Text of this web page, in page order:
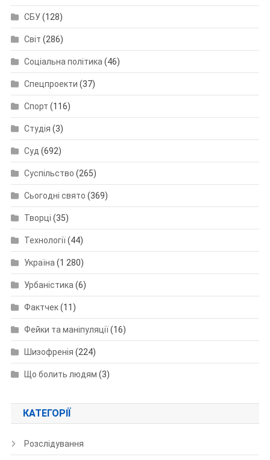
СБУ(128)
Світ (286)
Соціальна політика (46)
Спецпроекти (37)
Спорт (116)
Студія (3)
Суд (692)
Суспільство (265)
Сьогодні свято (369)
Творці (35)
Технології(44)
Україна (1 280)
Урбаністика (6)
Фактчек(11)
Фейки та маніпуляції(16)
Шизофренія (224)
Що болить людям (3)
КАТЕГОРІЇ
Розслідування